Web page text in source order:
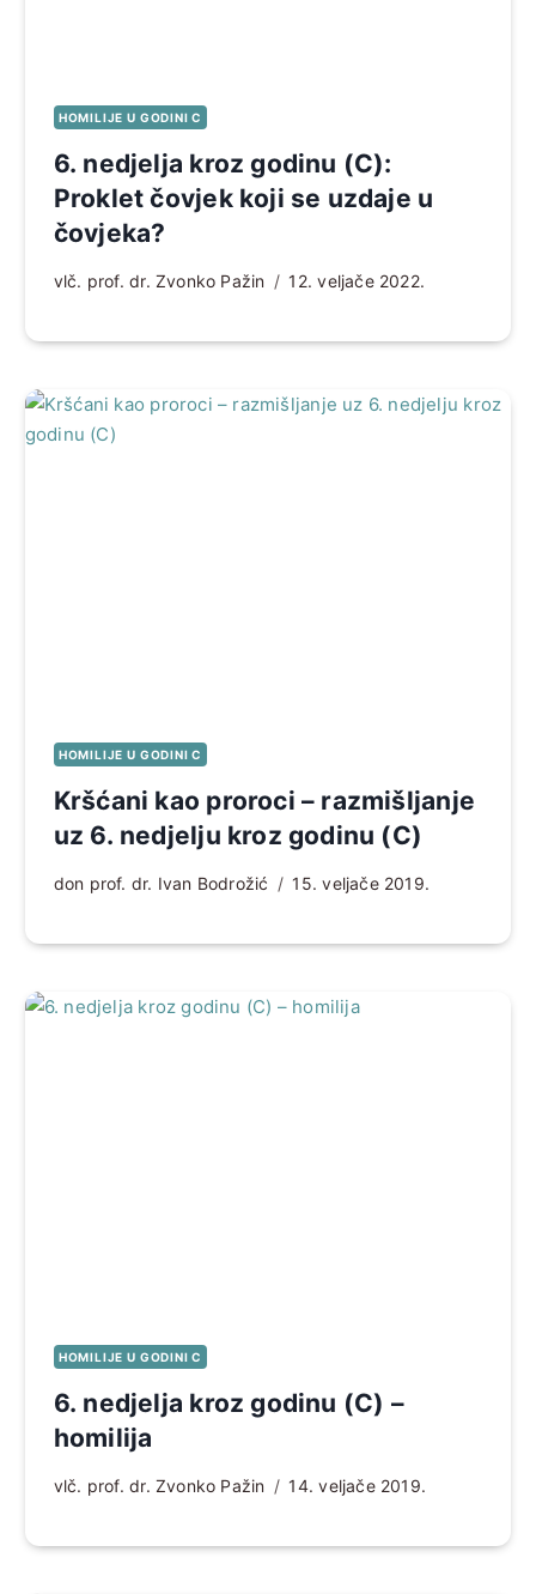
HOMILIJE U GODINI C
6. nedjelja kroz godinu (C):
Proklet čovjek koji se uzdaje u
čovjeka?
vlč. prof. dr. Zvonko Pažin 12. veljače 2022.
HOMILIJE U GODINI C
Kršćani kao proroci – razmišljanje
uz 6. nedjelju kroz godinu (C)
don prof. dr. Ivan Bodrožić 15. veljače 2019.
HOMILIJE U GODINI C
6. nedjelja kroz godinu (C) –
homilija
vlč. prof. dr. Zvonko Pažin 14. veljače 2019.